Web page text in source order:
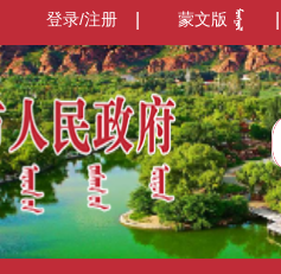
蒙文版
登录/注册